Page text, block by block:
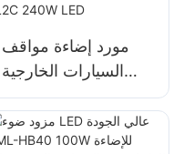
مورد إضاءة مواقف
السيارات الخارجية
والمستودعات KML-
FL2C 240W LED